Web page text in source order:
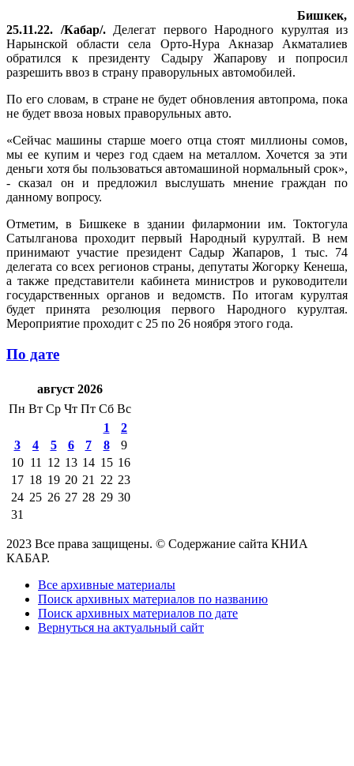
Бишкек,
25.11.22. /Кабар/.Делегат первого Народного курултая из
Нарынской области села Орто-Нура Акназар Акматалиев
обратился к президенту Садыру Жапарову и попросил
разрешить ввоз в страну праворульных автомобилей.
По его словам, в стране не будет обновления автопрома, пока
не будет ввоза новых праворульных авто.
«Сейчас машины старше моего отца стоят миллионы сомов,
мы ее купим и через год сдаем на металлом. Хочется за эти
деньги хотя бы пользоваться автомашиной нормальный срок»,
- сказал он и предложил выслушать мнение граждан по
данному вопросу.
Отметим, в Бишкеке в здании филармонии им. Токтогула
Сатылганова проходит первый Народный курултай. В нем
принимают участие президент Садыр Жапаров, 1 тыс. 74
делегата со всех регионов страны, депутаты Жогорку Кенеша,
а также представители кабинета министров и руководители
государственных органов и ведомств. По итогам курултая
будет принята резолюция первого Народного курултая.
Мероприятие проходит с 25 по 26 ноября этого года.
По дате
август 2026
Пн Вт Ср Чт Пт Сб Вс
1
2
3
4 5 6 7 8
9
10 11 12 13 14 15 16
17 18 19 20 21 22 23
24 25 26 27 28 29 30
31
2023 Все права защищены. © Содержание сайта КНИА
КАБАР.
Все архивные материалы
Поиск архивных материалов по названию
Поиск архивных материалов по дате
Вернуться на актуальный сайт